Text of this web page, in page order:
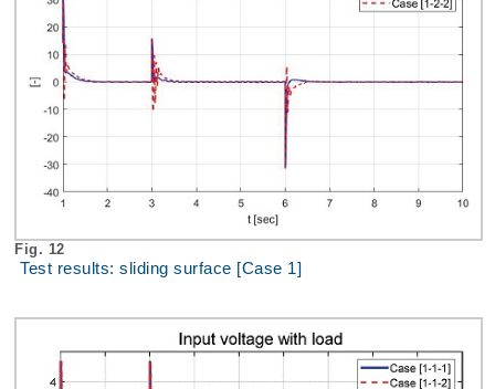
Fig. 12
Test results: sliding surface [Case 1]